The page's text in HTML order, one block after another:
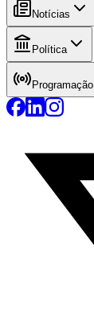
Notícias
Política
Programação